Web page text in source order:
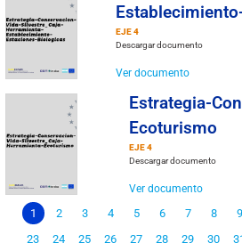
EJE 4
Descargar documento
Ver documento
Estrategia-
Ecoturismo
EJE 4
Descargar documento
Ver documento
1 2 3 4 5 6 7 8 9
23
24 25 26 27 28 29 30